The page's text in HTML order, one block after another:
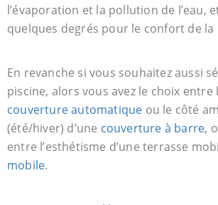
l’évaporation et la pollution de l’eau,
quelques degrés pour le confort de la
En revanche si vous souhaitez aussi
piscine, alors vous avez le choix entre
couverture automatique ou le côté
(été/hiver) d’une couverture à barre,
entre l’esthétisme d’une terrasse
mobile.